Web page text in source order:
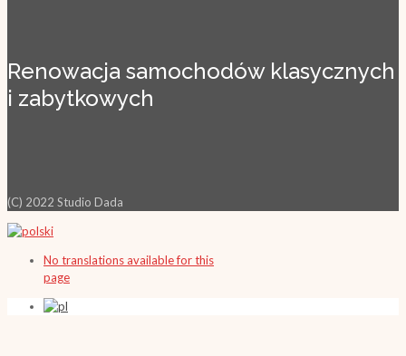
Renowacja samochodów klasycznych
i zabytkowych
(C) 2022 Studio Dada
No translations available for this
page